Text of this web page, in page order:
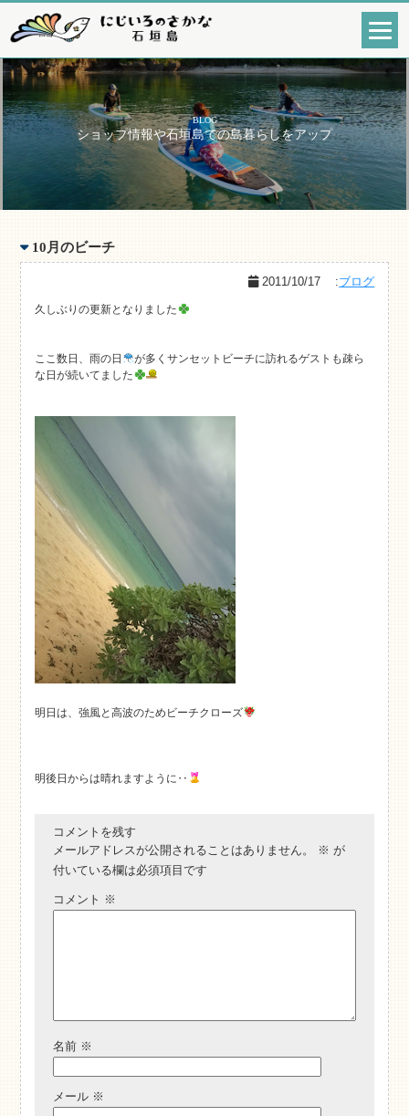
BLOG
ショップ情報や石垣島での島暮らしをアップ
10月のビーチ
2011/10/17 :ブログ
久しぶりの更新となりました
ここ数日、雨の日
が多くサンセットビーチに訪れるゲストも疎ら
な日が続いてました
明日は、強風と高波のためビーチクローズ
明後日からは晴れますように‥
コメントを残す
メールアドレスが公開されることはありません。
※ が
付いている欄は必須項目です
コメント ※
名前 ※
メール ※